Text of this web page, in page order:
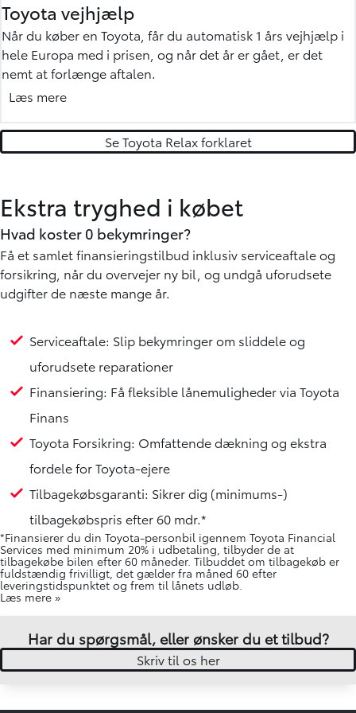
garantiperioden.
Mere om garanti »
Toyota vejhjælp
Når du køber en Toyota, får du automatisk 1 års vejhjælp i
hele Europa med i prisen, og når det år er gået, er det
nemt at forlænge aftalen.
Det eneste, du skal gøre er at få serviceret din bil hos et
sundheds- eller sikkerhedstjek).
Mere om Toyota vejhjælp »
Læs mere
Se Toyota Relax forklaret
Ekstra tryghed i købet
Hvad koster 0 bekymringer?
Få et samlet finansieringstilbud inklusiv serviceaftale og
forsikring, når du overvejer ny bil, og undgå uforudsete
udgifter de næste mange år.
Serviceaftale: Slip bekymringer om sliddele og
uforudsete reparationer
Finansiering: Få fleksible lånemuligheder via Toyota
Finans
Toyota Forsikring: Omfattende dækning og ekstra
fordele for Toyota-ejere
Tilbagekøbsgaranti: Sikrer dig (minimums-)
tilbagekøbspris efter 60 mdr.*
*Finansierer du din Toyota-personbil igennem Toyota Financial
Services med minimum 20% i udbetaling, tilbyder de at
tilbagekøbe bilen efter 60 måneder. Tilbuddet om tilbagekøb er
fuldstændig frivilligt, det gælder fra måned 60 efter
leveringstidspunktet og frem til lånets udløb.
Læs mere »
Har du spørgsmål, eller ønsker du et tilbud?
Skriv til os her